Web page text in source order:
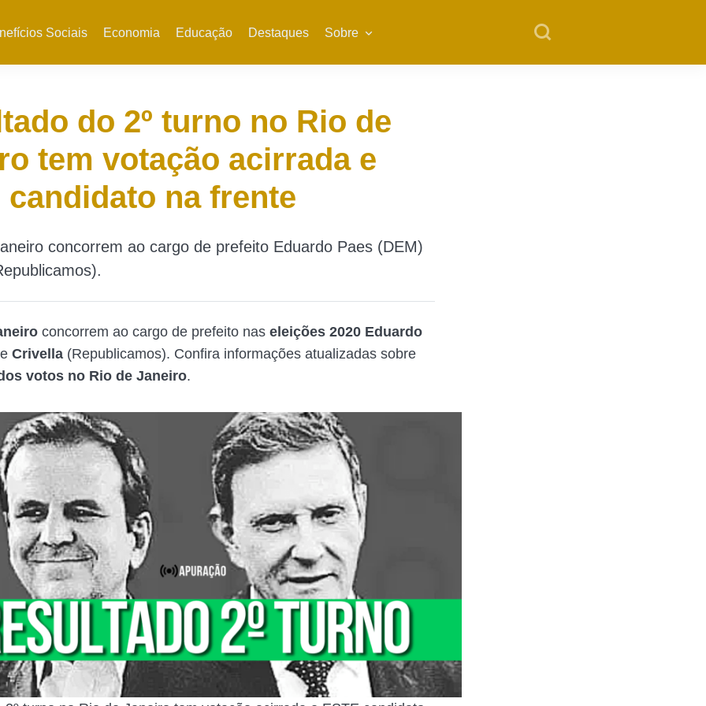
Sociais Economia Educação Destaques Sobre
do 2º turno no Rio de
tem votação acirrada e
candidato na frente
concorrem ao cargo de prefeito Eduardo Paes (DEM)
concorrem ao cargo de prefeito nas eleições 2020 Eduardo
Crivella (Republicamos). Confira informações atualizadas sobre
votos no Rio de Janeiro.